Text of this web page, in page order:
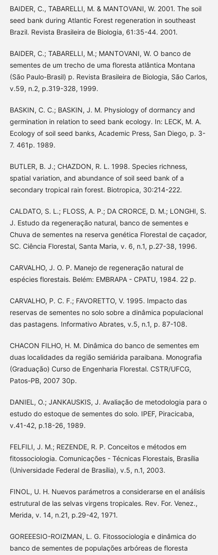
BAIDER, C., TABARELLI, M. & MANTOVANI, W. 2001. The soil
seed bank during Atlantic Forest regeneration in southeast
Brazil. Revista Brasileira de Biologia, 61:35-44. 2001.
BAIDER, C.; TABARELLI, M.; MANTOVANI, W. O banco de
sementes de um trecho de uma floresta atlântica Montana
(São Paulo-Brasil) p. Revista Brasileira de Biologia, São Carlos,
v.59, n.2, p.319-328, 1999.
BASKIN, C. C.; BASKIN, J. M. Physiology of dormancy and
germination in relation to seed bank ecology. In: LECK, M. A.
Ecology of soil seed banks, Academic Press, San Diego, p. 3-
7. 461p. 1989.
BUTLER, B. J.; CHAZDON, R. L. 1998. Species richness,
spatial variation, and abundance of soil seed bank of a
secondary tropical rain forest. Biotropica, 30:214-222.
CALDATO, S. L.; FLOSS, A. P.; DA CRORCE, D. M.; LONGHI, S.
J. Estudo da regeneração natural, banco de sementes e
Chuva de sementes na reserva genética Florestal de caçador,
SC. Ciência Florestal, Santa Maria, v. 6, n.1, p.27-38, 1996.
CARVALHO, J. O. P. Manejo de regeneração natural de
espécies florestais. Belém: EMBRAPA - CPATU, 1984. 22 p.
CARVALHO, P. C. F.; FAVORETTO, V. 1995. Impacto das
reservas de sementes no solo sobre a dinâmica populacional
das pastagens. Informativo Abrates, v.5, n.1, p. 87-108.
CHACON FILHO, H. M. Dinâmica do banco de sementes em
duas localidades da região semiárida paraibana. Monografia
(Graduação) Curso de Engenharia Florestal. CSTR/UFCG,
Patos-PB, 2007 30p.
DANIEL, O.; JANKAUSKIS, J. Avaliação de metodologia para o
estudo do estoque de sementes do solo. IPEF, Piracicaba,
v.41-42, p.18-26, 1989.
FELFILI, J. M.; REZENDE, R. P. Conceitos e métodos em
fitossociologia. Comunicações - Técnicas Florestais, Brasília
(Universidade Federal de Brasília), v.5, n.1, 2003.
FINOL, U. H. Nuevos parámetros a considerarse en el análisis
estrutural de las selvas virgens tropicales. Rev. For. Venez.,
Merida, v. 14, n.21, p.29-42, 1971.
GOREEESIO-ROIZMAN, L. G. Fitossociologia e dinâmica do
banco de sementes de populações arbóreas de floresta